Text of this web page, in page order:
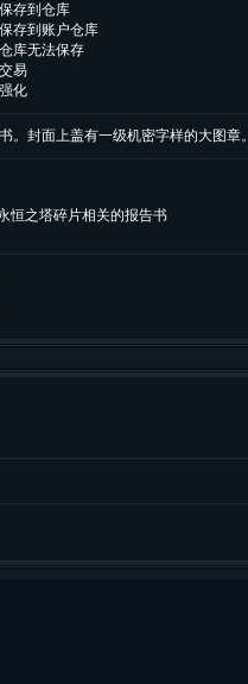
存到仓库
存到账户仓库
库无法保存
易
化
。封面上盖有一级机密字样的大图章。
恒之塔碎片相关的报告书